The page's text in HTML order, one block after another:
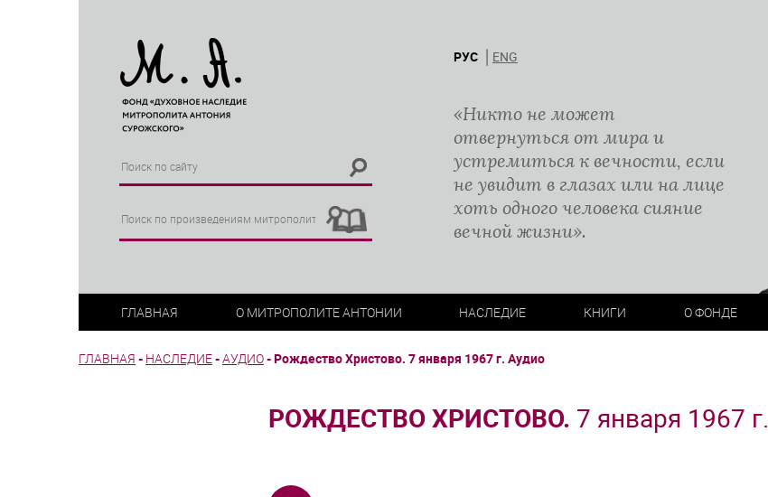
РУС ENG
«Никто не может
отвернуться от мира и
устремиться к вечности, если
не увидит в глазах или на лице
хоть одного человека сияние
вечной жизни».
ГЛАВНАЯ О МИТРОПОЛИТЕ АНТОНИИ НАСЛЕДИЕ КНИГИ О ФОНДЕ
ГЛАВНАЯ - НАСЛЕДИЕ-АУДИО-Рождество Христово. 7 января 1967 г. Аудио
РОЖДЕСТВО ХРИСТОВО. 7 января 1967 г.
Аудиоплеер